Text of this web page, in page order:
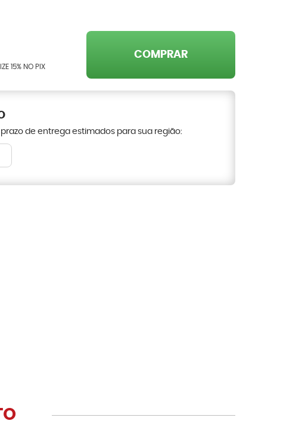
15% NO PIX
COMPRAR
de entrega estimados para sua região: